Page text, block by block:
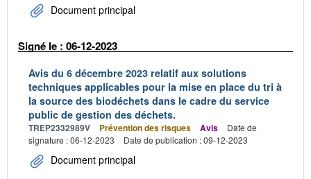
Document principal
Signé le : 06-12-2023
Avis du 6 décembre 2023 relatif aux solutions
techniques applicables pour la mise en place du tri à
la source des biodéchets dans le cadre du service
public de gestion des déchets.
TREP2332989V Prévention des risques Avis
Date de
signature : 06-12-2023
Date de publication : 09-12-2023
Document principal